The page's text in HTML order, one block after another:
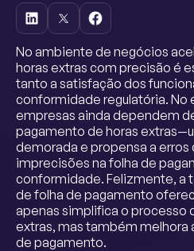
No ambiente de negócios
horas extras com precisão é
tanto a satisfação dos
conformidade regulatória. No
empresas ainda dependem
pagamento de horas
demorada e propensa a erros
imprecisões na folha de
conformidade. Felizmente, a
de folha de pagamento
apenas simplifica o processo
extras, mas também melhora
de pagamento.